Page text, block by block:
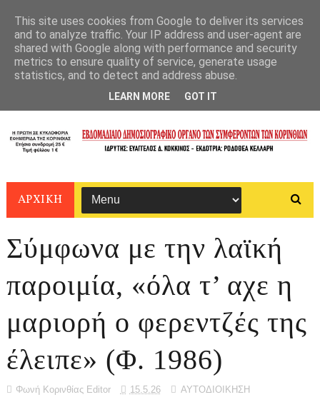
ΑΡΧΙΚΗ
Σύμφωνα με την λαϊκή
παροιμία, «όλα τ’ αχε η
μαριορή ο φερεντζές της
έλειπε» (Φ. 1986)
Φωνή Κορινθίας Editor 15.5.26 ΑΥΤΟΔΙΟΙΚΗΣΗ
This site uses cookies from Google to deliver its services
and to analyze traffic. Your IP address and user-agent are
shared with Google along with performance and security
metrics to ensure quality of service, generate usage
statistics, and to detect and address abuse.
LEARN MORE GOT IT